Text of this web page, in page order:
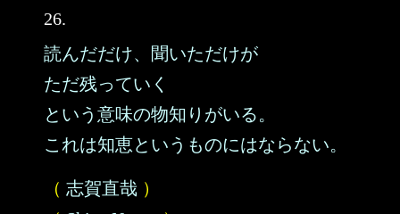
26.
読んだだけ、聞いただけが
ただ残っていく
という意味の物知りがいる。
これは知恵というものにはならない。
（ 志賀直哉 ）